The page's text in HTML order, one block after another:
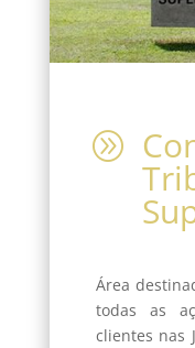
A
Área
todas as
clientes nas